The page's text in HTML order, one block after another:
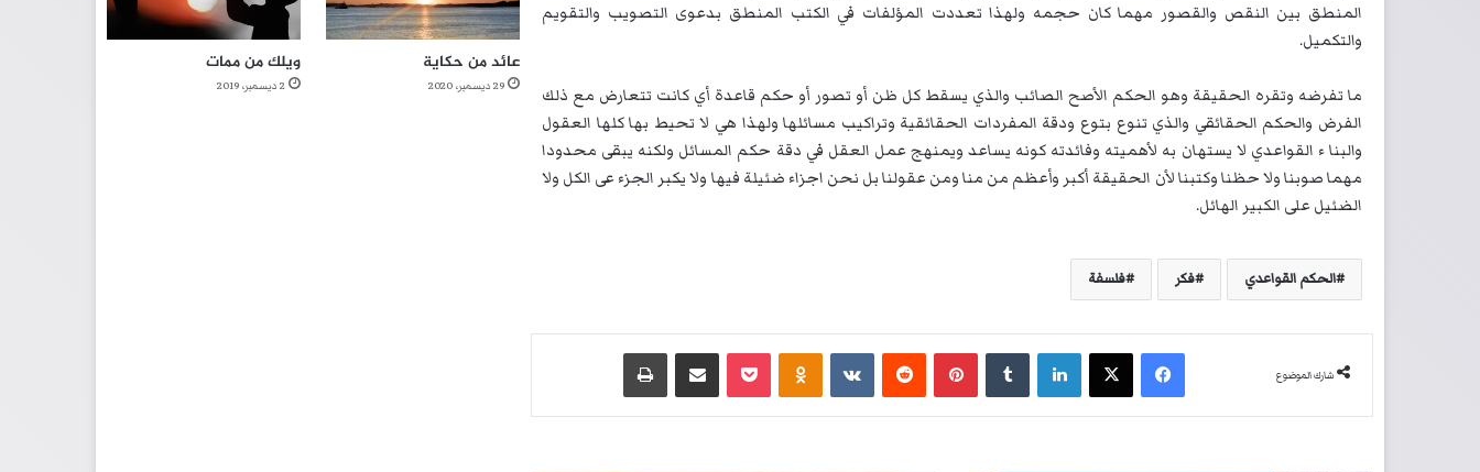
المنطق بين النقص والقصور مهما كان حجمه ولهذا تعددت المؤلفات في الكتب المنطق بدعوى التصويب والتقويم
والتكميل.
ما تفرضه وتقره الحقيقة وهو الحكم الأصح الصائب والذي يسقط كل ظن أو تصور أو حكم قاعدة أي كانت تتعارض مع ذلك
الفرض والحكم الحقائقي والذي تنوع بتوع ودقة المفردات الحقائقية وتراكيب مسائلها ولهذا هي لا تحيط بها كلها العقول
والبنا ء القواعدي لا يستهان به لأهميته وفائدته كونه يساعد ويمنهج عمل العقل في دقة حكم المسائل ولكنه يبقى محدودا
مهما صوبنا ولا حظنا وكتبنا لأن الحقيقة أكبر وأعظم من منا ومن عقولنا بل نحن اجزاء ضئيلة فيها ولا يكبر الجزء عى الكل ولا
الضئيل على الكبير الهائل.
الحكم القواعدي فكر فلسفة
شارك الموضوع
فيسبوك ‫X لينكدإن بينتيريست
عائد من حكاية
29 ديسمبر، 2020
ويلك من ممات
2 ديسمبر، 2019